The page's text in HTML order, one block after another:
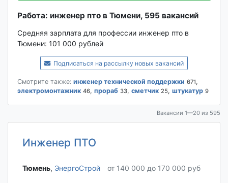
Работа: инженер пто в Тюмени, 595 вакансий
Средняя зарплата для профессии инженер пто в
Тюмени: 101 000 рублей
Подписаться на рассылку новых вакансий
Смотрите также: инженер технической поддержки 671,
электромонтажник 46, прораб 33, сметчик 25, штукатур 9
Вакансии 1—20 из 595
Инженер ПТО
Тюмень‎, ЭнергоСтрой от 140 000 до 170 000 руб